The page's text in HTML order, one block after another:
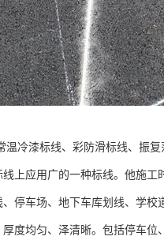
冷漆标线、彩防滑标线、振复
上应用广的一种标线。他施工
停车场、地下车库划线、学
度均匀、泽清晰。包括停车位